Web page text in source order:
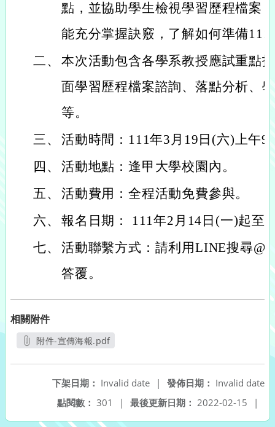
點，並協助學生檢視學習歷程檔案
能充分掌握訣竅，了解如何準備
二、 本次活動包含各學系教授應試重點
面學習歷程檔案諮詢、落點分析、
等。
三、 活動時間：111年3月19日(六)上午9
四、 活動地點：逢甲大學校園內。
五、 活動費用：全程活動免費參與。
六、 報名日期： 111年2月14日(一)起至
七、 活動聯繫方式：請利用LINE搜尋
答覆。
相關附件
附件-宣傳海報.pdf
發佈日期： Invalid date
下架日期： Invalid date
|
最後更新日期： 2022-02-15 |
點閱數： 301 |